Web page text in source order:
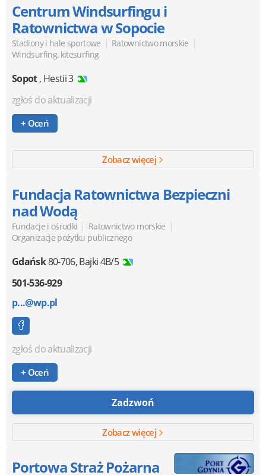
Centrum Windsurfingu i
Ratownictwa w Sopocie
Stadiony i hale sportowe | Ratownictwo morskie |
Windsurfing, kitesurfing
Sopot, Hestii 3
zgłoś do aktualizacji
+ Oceń
Zobacz więcej
Fundacja Ratownictwa Bezpieczni
nad Wodą
Fundacje i ośrodki | Ratownictwo morskie |
Organizacje pożytku publicznego
Gdańsk80-706,Bajki 4B/5
501-536-929
p...@wp.pl
zgłoś do aktualizacji
+ Oceń
Zadzwoń
Zobacz więcej
Portowa Straż Pożarna